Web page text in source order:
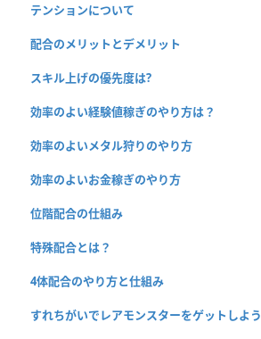
テンションについて
配合のメリットとデメリット
スキル上げの優先度は?
効率のよい経験値稼ぎのやり方は？
効率のよいメタル狩りのやり方
効率のよいお金稼ぎのやり方
位階配合の仕組み
特殊配合とは？
4体配合のやり方と仕組み
すれちがいでレアモンスターをゲットしよう